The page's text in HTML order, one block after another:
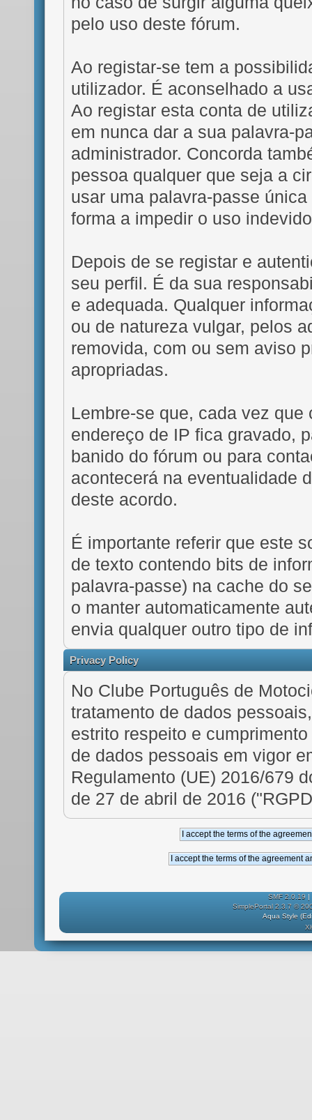
pelo uso deste fórum.
Ao registar-se tem a
utilizador. É aconselhado a
Ao registar esta conta de
em nunca dar a sua palavra-
administrador. Concorda
pessoa qualquer que seja a
usar uma palavra-passe
forma a impedir o uso
Depois de se registar e
seu perfil. É da sua
e adequada. Qualquer
ou de natureza vulgar, pelos
removida, com ou sem aviso
apropriadas.
Lembre-se que, cada vez
endereço de IP fica gravado,
banido do fórum ou para
acontecerá na eventualidade
deste acordo.
É importante referir que este
de texto contendo bits de
palavra-passe) na cache do
o manter automaticamente
envia qualquer outro tipo de
Privacy Policy
No Clube Português de
tratamento de dados
estrito respeito e
de dados pessoais em vigor
Regulamento (UE) 2016/679
de 27 de abril de 2016
SMF 2.0.19 |
SimplePortal 2.3.7 ©
Aqua Style